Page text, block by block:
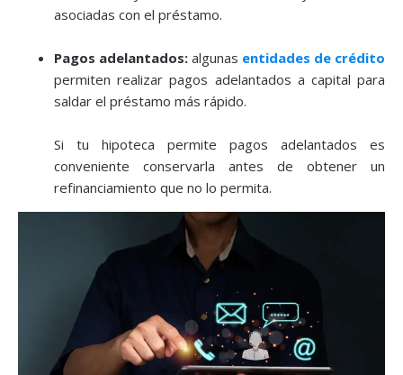
asociadas con el préstamo.
Pagos adelantados: algunas entidades de crédito
permiten realizar pagos adelantados a capital para
saldar el préstamo más rápido.
Si tu hipoteca permite pagos adelantados es
conveniente conservarla antes de obtener un
refinanciamiento que no lo permita.